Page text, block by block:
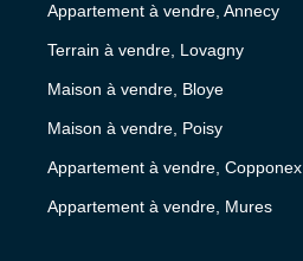
Appartement à vendre, Annecy
Terrain à vendre, Lovagny
Maison à vendre, Bloye
Maison à vendre, Poisy
Appartement à vendre, Copponex
Appartement à vendre, Mures